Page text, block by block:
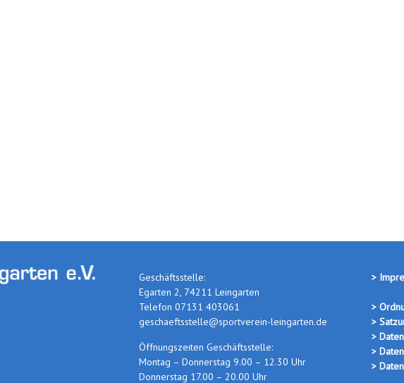
Geschäftsstelle:
Egarten 2, 74211 Leingarten
Telefon 07131 403061
geschaeftsstelle@sportverein-leingarten.de
Öffnungszeiten Geschäftsstelle:
Montag – Donnerstag 9.00 – 12.30 Uhr
Donnerstag 17.00 – 20.00 Uhr
>
>
>
>
>
>